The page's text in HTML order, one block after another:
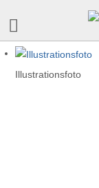
Illustrationsfoto